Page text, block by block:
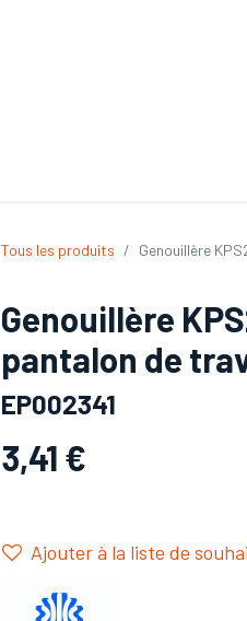
Tous les produits Genouillère
Genouillère
pantalon de
EP002341
3,41 €
Ajouter à la liste de